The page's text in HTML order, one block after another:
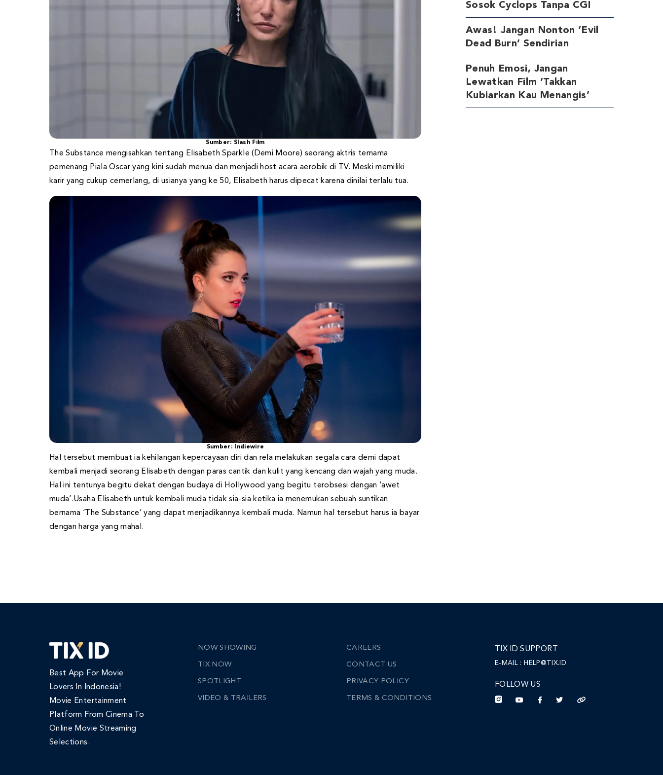
Sumber: Slash Film
The Substance mengisahkan tentang Elisabeth Sparkle (Demi Moore) seorang aktris ternama
pemenang Piala Oscar yang kini sudah menua dan menjadi host acara aerobik di TV. Meski memiliki
karir yang cukup cemerlang, di usianya yang ke 50, Elisabeth harus dipecat karena dinilai terlalu tua.
Sumber: Indiewire
Hal tersebut membuat ia kehilangan kepercayaan diri dan rela melakukan segala cara demi dapat
kembali menjadi seorang Elisabeth dengan paras cantik dan kulit yang kencang dan wajah yang muda.
Hal ini tentunya begitu dekat dengan budaya di Hollywood yang begitu terobsesi dengan ‘awet
muda’.Usaha Elisabeth untuk kembali muda tidak sia-sia ketika ia menemukan sebuah suntikan
bernama ‘The Substance’ yang dapat menjadikannya kembali muda. Namun hal tersebut harus ia bayar
dengan harga yang mahal.
Sosok Cyclops Tanpa CGI
Awas! Jangan Nonton ‘Evil
Dead Burn’ Sendirian
Penuh Emosi, Jangan
Lewatkan Film ‘Takkan
Kubiarkan Kau Menangis’
Best App For Movie
Lovers In Indonesia!
Movie Entertainment
Platform From Cinema To
Online Movie Streaming
Selections.
NOW SHOWING
TIX NOW
SPOTLIGHT
VIDEO & TRAILERS
CAREERS
CONTACT US
PRIVACY POLICY
TERMS & CONDITIONS
TIX ID SUPPORT
E-MAIL : HELP@TIX.ID
FOLLOW US